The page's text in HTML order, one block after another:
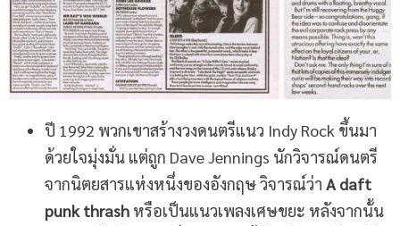
ปี 1992 พวกเขาสร้างวงดนตรีแนว Indy Rock ขึ้นมา
ด้วยใจมุ่งมั่น แต่ถูก Dave Jennings นักวิจารณ์ดนตรี
จากนิตยสารแห่งหนึ่งของอังกฤษ วิจารณ์ว่า A daft
punk thrash หรือเป็นแนวเพลงเศษขยะ หลังจากนั้น